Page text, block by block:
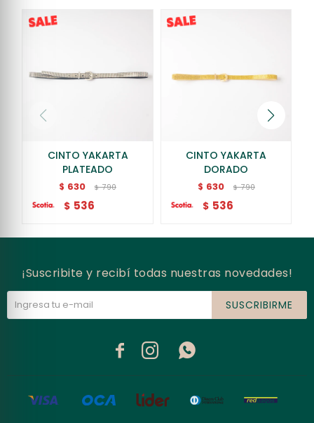
CINTO YAKARTA
PLATEADO
$ 630 $ 790
$ 536
CINTO YAKARTA
DORADO
$ 630 $ 790
$ 536
¡Suscribite y recibí todas nuestras novedades!
SUSCRIBIRME
  